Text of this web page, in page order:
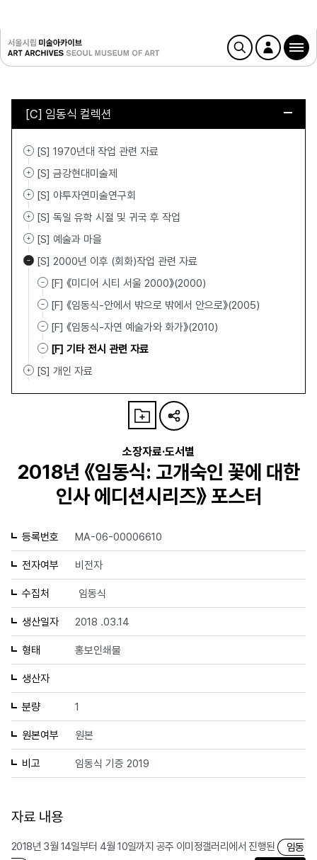
[C] 임동식 컬렉션
[S] 1970년대 작업 관련 자료
[S] 금강현대미술제
[S] 야투자연미술연구회
[S] 독일 유학 시절 및 귀국 후 작업
[S] 예술과 마을
[S] 2000년 이후 (회화)작업 관련 자료
[F] 《미디어 시티 서울 2000》(2000)
[F] 《임동식-안에서 밖으로 밖에서 안으로》(2005)
[F] 《임동식-자연 예술가와 화가》(2010)
[F] 기타 전시 관련 자료
[S] 개인 자료
소장자료·도서별
2018년 《임동식: 고개숙인 꽃에 대한
인사 에디션시리즈》 포스터
등록번호 MA-06-00006610
전자여부 비전자
수집처 임동식
생산일자 2018 .03.14
형태 홍보인쇄물
생산자
분량 1
원본여부 원본
비고 임동식 기증 2019
자료 내용
2018년 3월 14일부터 4월 10일까지 공주 이미정갤러리에서 진행된
임동